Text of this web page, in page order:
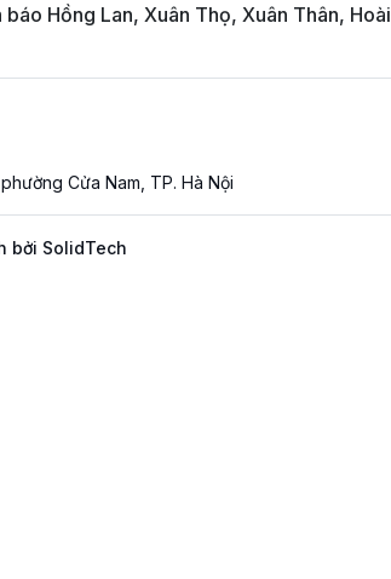
Hồng Lan, Xuân Thọ, Xuân Thân, Hoài
Cửa Nam, TP. Hà Nội
bởi SolidTech